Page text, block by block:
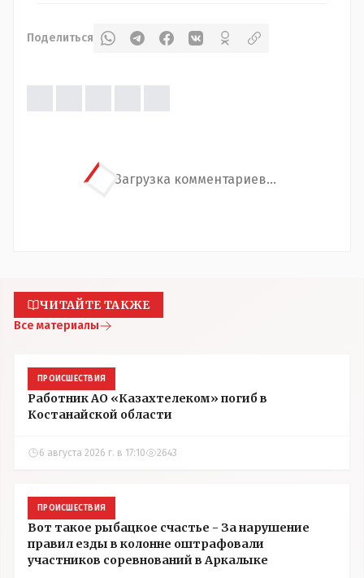
Поделиться
Загрузка комментариев...
ЧИТАЙТЕ ТАКЖЕ
Все материалы
ПРОИСШЕСТВИЯ
Работник АО «Казахтелеком» погиб в
Костанайской области
6 августа 2026 г. в 17:10 2643
ПРОИСШЕСТВИЯ
Вот такое рыбацкое счастье - За нарушение
правил езды в колонне оштрафовали
участников соревнований в Аркалыке